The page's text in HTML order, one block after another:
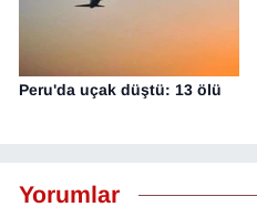
Peru'da uçak düştü: 13 ölü
Yorumlar